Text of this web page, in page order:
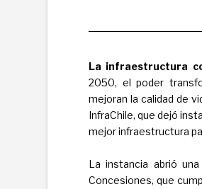
La infraestructura
2050, el poder
mejoran la calidad de
InfraChile, que dejó
mejor infraestructura
La instancia abrió
Concesiones, que